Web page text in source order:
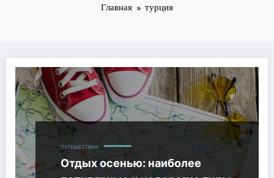
Главная турция
ПУТЕШЕСТВИЯ
Отдых осенью: наиболее